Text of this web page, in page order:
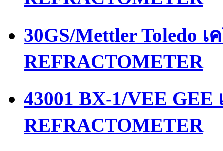
30GS/Mettler Toledo
REFRACTOMETER
43001 BX-1/VEE
REFRACTOMETER